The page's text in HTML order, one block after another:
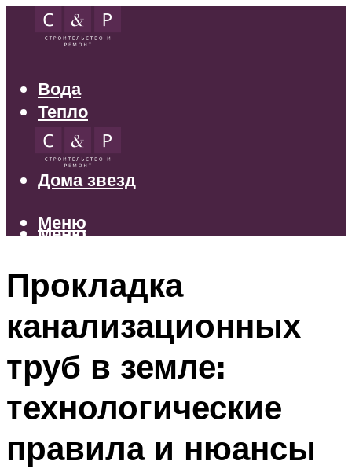
Вода
Тепло
Электрика
Свет
Дома звезд
Меню
Меню
Прокладка
канализационных
труб в земле:
технологические
правила и нюансы